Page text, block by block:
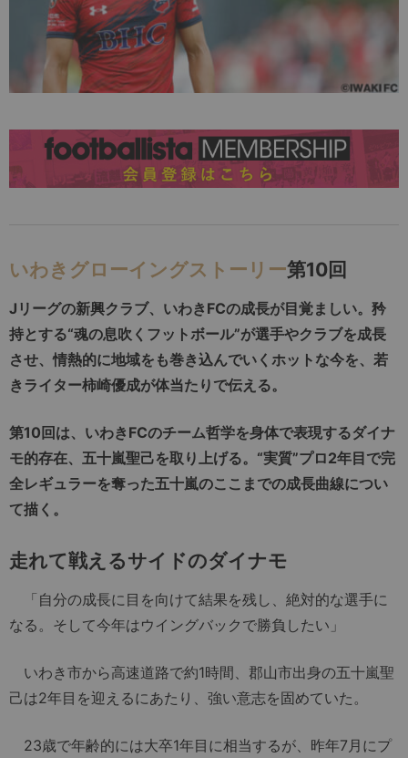
いわきグローイングストーリー第10回
Jリーグの新興クラブ、いわきFCの成長が目覚ましい。矜
持とする“魂の息吹くフットボール”が選手やクラブを成長
させ、情熱的に地域をも巻き込んでいくホットな今を、若
きライター柿崎優成が体当たりで伝える。
第10回は、いわきFCのチーム哲学を身体で表現するダイナ
モ的存在、五十嵐聖己を取り上げる。“実質”プロ2年目で完
全レギュラーを奪った五十嵐のここまでの成長曲線につい
て描く。
走れて戦えるサイドのダイナモ
「自分の成長に目を向けて結果を残し、絶対的な選手に
なる。そして今年はウイングバックで勝負したい」
いわき市から高速道路で約1時間、郡山市出身の五十嵐聖
己は2年目を迎えるにあたり、強い意志を固めていた。
23歳で年齢的には大卒1年目に相当するが、昨年7月にプ